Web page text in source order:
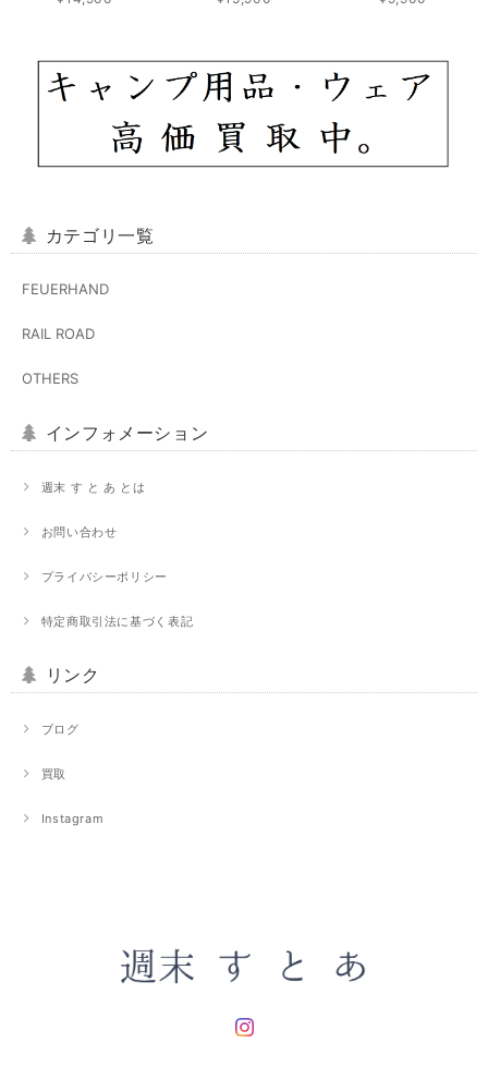
カテゴリ一覧
FEUERHAND
RAIL ROAD
OTHERS
インフォメーション
週末 す と あ とは
お問い合わせ
プライバシーポリシー
特定商取引法に基づく表記
リンク
ブログ
買取
Instagram